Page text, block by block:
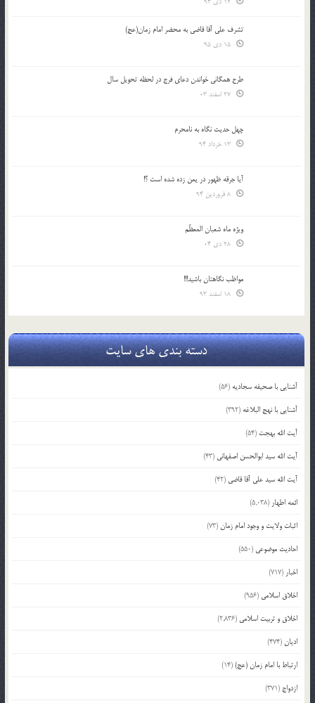
تشرف علي آقا قاضي به محضر امام زمان(عج)
طرح همگانی خواندن دعای فرج در لحظه تحویل سال
چهل حدیث نگاه به نامحرم
آیا جرقه ظهور در یمن زده شده است ؟!
ویژه ماه شعبان المعظّم
مواظب نگاهتان باشید!!!
دسته بندی های سایت
آشنایی با صحیفه سجادیه (56)
آشنایی با نهج البلاغه (392)
آیت الله بهجت (54)
آیت الله سید ابوالحسن اصفهانی (43)
آیت الله سید علی آقا قاضی (42)
ائمه اطهار (5,038)
اثبات ولایت و وجود امام زمان(73)
احادیث موضوعی (550)
اخبار (717)
اخلاق اسلامی (956)
اخلاق و تربیت اسلامی (2,836)
ادیان(474)
ارتباط با امام زمان (عج)(14)
ازدواج (371)